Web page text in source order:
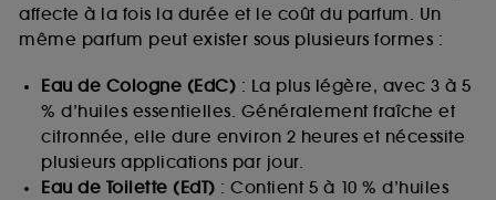
affecte à la fois la durée et le coût du parfum. Un
même parfum peut exister sous plusieurs formes :
Eau de Cologne (EdC) : La plus légère, avec 3 à 5
% d’huiles essentielles. Généralement fraîche et
citronnée, elle dure environ 2 heures et nécessite
plusieurs applications par jour.
Eau de Toilette (EdT) : Contient 5 à 10 % d’huiles